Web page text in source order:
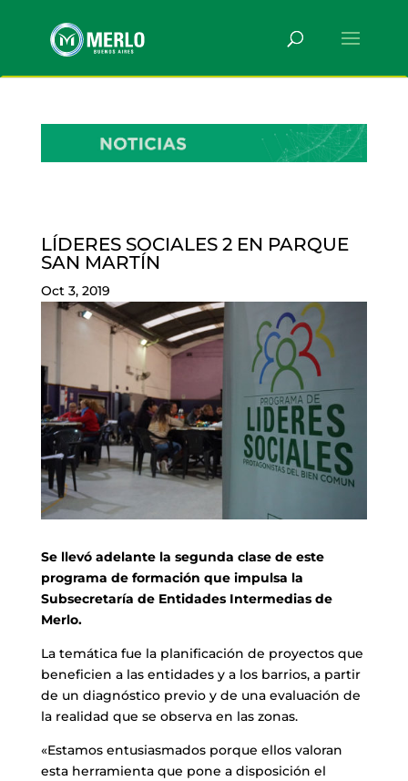
LÍDERES SOCIALES 2 EN PARQUE
SAN MARTÍN
Oct 3, 2019
Se llevó adelante la segunda clase de este
programa de formación que impulsa la
Subsecretaría de Entidades Intermedias de
Merlo.
La temática fue la planificación de proyectos que
beneficien a las entidades y a los barrios, a partir
de un diagnóstico previo y de una evaluación de
la realidad que se observa en las zonas.
«Estamos entusiasmados porque ellos valoran
esta herramienta que pone a disposición el